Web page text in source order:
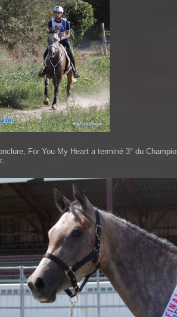
For You My Heart a terminé 3° du